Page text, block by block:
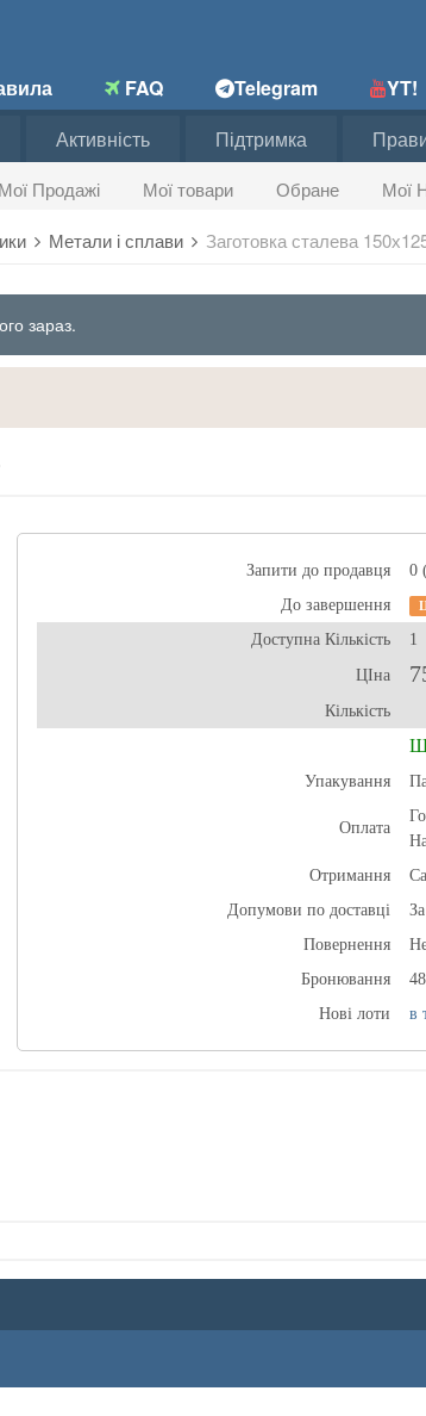
FAQ Telegram YT!
Мої Продажі Мої товари Обране Мої
Активність Підтримка
Метали і сплави Заготовка сталева
зараз.
Запити до продавця 0
До завершення
Доступна Кількість
1
ЦІна
Кількість
Упакування
Оплата
Отримання
Допумови по доставці
Повернення
Бронювання
Нові лоти
в